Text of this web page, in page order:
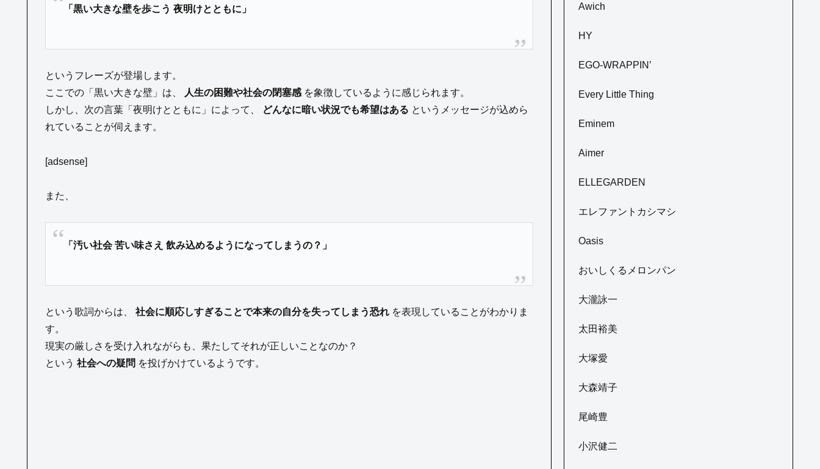
「黒い大きな壁を歩こう 夜明けとともに」
というフレーズが登場します。
ここでの「黒い大きな壁」は、
人生の困難や社会の閉塞感 を象徴しているように感じられます。
しかし、次の言葉「夜明けとともに」によって、
どんなに暗い状況でも希望はある というメッセージが込めら
れていることが伺えます。
[adsense]
また、
「汚い社会 苦い味さえ 飲み込めるようになってしまうの？」
という歌詞からは、 社会に順応しすぎることで本来の自分を失ってしまう恐れ を表現していることがわかりま
す。
現実の厳しさを受け入れながらも、果たしてそれが正しいことなのか？
という 社会への疑問 を投げかけているようです。
Awich
HY
EGO-WRAPPIN’
Every Little Thing
Eminem
Aimer
ELLEGARDEN
エレファントカシマシ
Oasis
おいしくるメロンパン
大瀧詠一
太田裕美
大塚愛
大森靖子
尾崎豊
小沢健二